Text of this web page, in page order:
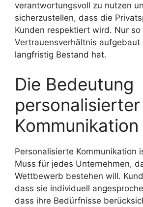
verantwortungsvoll zu nutzen
sicherzustellen, dass die
Kunden respektiert wird. Nur so
Vertrauensverhältnis aufgebaut
langfristig Bestand hat.
Die Bedeutung
personalisierter
Kommunikation
Personalisierte Kommunikation
Muss für jedes Unternehmen,
Wettbewerb bestehen will.
dass sie individuell
dass ihre Bedürfnisse